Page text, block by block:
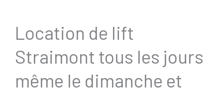
Location de lift
Straimont tous les jours
même le dimanche et